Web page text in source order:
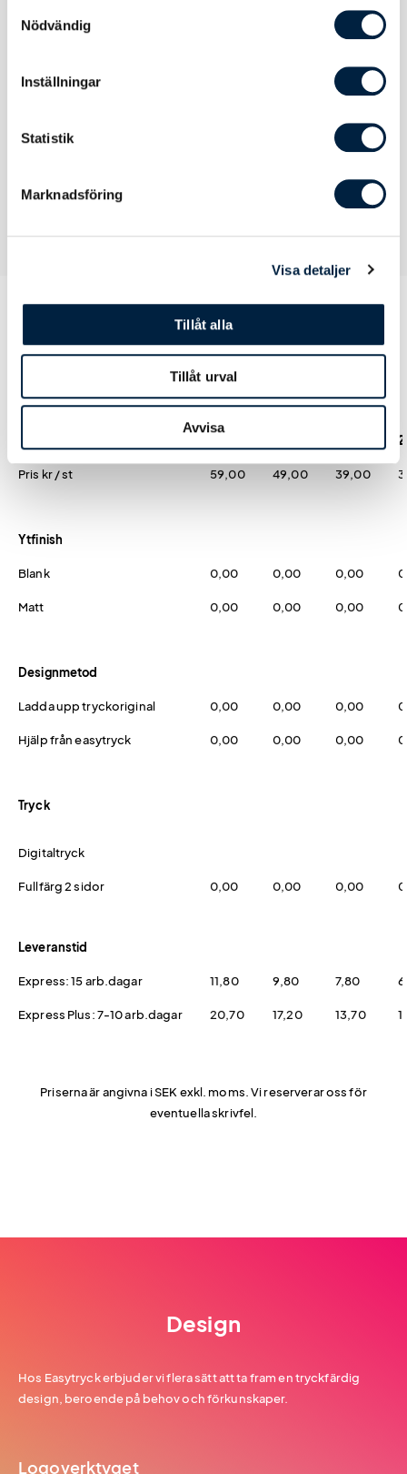
Nödvändig
Inställningar
Statistik
Marknadsföring
Visa detaljer
Tillåt alla
Tillåt urval
Avvisa
Tryckmetod(er)
Svart färg anges med C0, M0, Y0,
Prislista
Pris kr / st 59,00 49,00 39,00
Ytfinish
Blank 0,00 0,00 0,00
Matt 0,00 0,00 0,00
Designmetod
Ladda upp tryckoriginal 0,00 0,00 0,00
Hjälp från easytryck 0,00 0,00 0,00
Tryck
Digitaltryck
Fullfärg 2 sidor 0,00 0,00 0,00
Leveranstid
Express: 15 arb.dagar 11,80 9,80 7,80
Express Plus: 7-10 arb.dagar 20,70 17,20 13,70
Priserna är angivna i SEK exkl. moms. Vi reserverar oss för
eventuella skrivfel.
Design
Hos Easytryck erbjuder vi flera sätt att ta fram en tryckfärdig
design, beroende på behov och förkunskaper.
Logoverktyget